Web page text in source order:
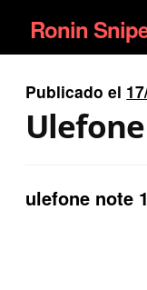
Ir
a
la
navegación
Ir
al
contenido
Ronin
EQUIPAMIENTO
RIFLES
Publicado el
ulefone note